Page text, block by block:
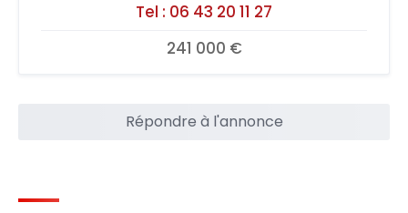
Tel : 06 43 20 11 27
241 000 €
Répondre à l'annonce